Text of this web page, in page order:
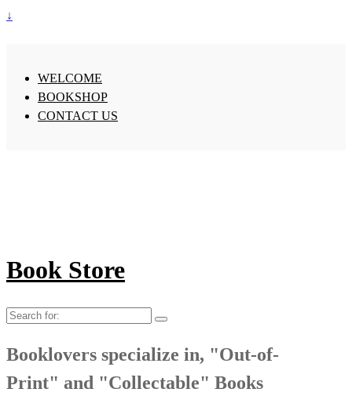
↓
WELCOME
BOOKSHOP
CONTACT US
Book Store
Search
Booklovers specialize in, "Out-of-
Print" and "Collectable" Books